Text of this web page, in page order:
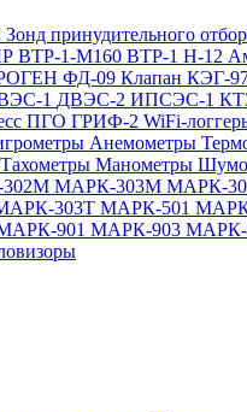
Зонд принудительного
ВТР-1-М160 ВТР-1 Н-12
ФД-09 Клапан КЭГ-
1 ДВЭС-2 ИПСЭС-1
ПГО ГРИФ-2 WiFi-
Анемометры
Тахометры Манометры
МАРК-303М МАРК-
303Т МАРК-501
901 МАРК-903 МАРК-